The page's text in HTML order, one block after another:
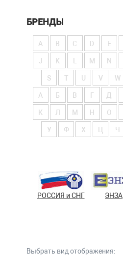
БРЕНДЫ
A B C D E
J K M N
S T V W
А Б В Г Д
К Л М Н О
У Ф Х Ч
РОССИЯ и СНГ ЭНЗА
Выбрать вид отображения: